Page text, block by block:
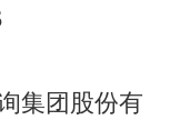
集团股份有